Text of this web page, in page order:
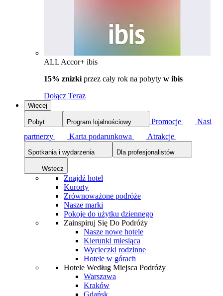
ALL Accor+ ibis
15% znizki przez cały rok na pobyty w ibis
Dołącz Teraz
Więcej
Pobyt Program lojalnościowy Promocje
Nasi
partnerzy
Karta podarunkowa Atrakcje
Spotkania i wydarzenia Dla profesjonalistów
Wstecz
Znajdź hotel
Kurorty
Zrównoważone podróże
Nasze marki
Pokoje do użytku dziennego
Zainspiruj Się Do Podróży
Nasze nowe hotele
Kierunki miesiąca
Wycieczki rodzinne
Hotele w górach
Hotele Według Miejsca Podróży
Warszawa
Kraków
Gdańsk